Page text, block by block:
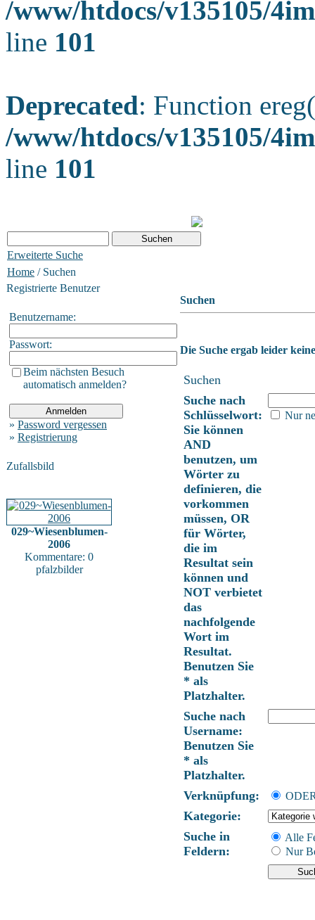
/www/htdocs/v135105/
line 101
Deprecated: Function
/www/htdocs/v135105/
line 101
Erweiterte Suche
Home / Suchen
Registrierte Benutzer
Benutzername:
Passwort:
Beim nächsten Besuch
automatisch anmelden?
» Password vergessen
» Registrierung
Zufallsbild
029~Wiesenblumen-
2006
Kommentare: 0
pfalzbilder
Suchen
Die Suche ergab leider
Suchen
Suche nach
Schlüsselwort:
Sie können
AND
benutzen, um
Wörter zu
definieren, die
vorkommen
müssen, OR
für Wörter,
die im
Resultat sein
können und
NOT verbietet
das
nachfolgende
Wort im
Resultat.
Benutzen Sie
* als
Platzhalter.
Nur
Suche nach
Username:
Benutzen Sie
* als
Platzhalter.
Verknüpfung:
Kategorie:
Suche in
Feldern:
Alle
Nur